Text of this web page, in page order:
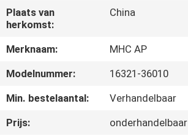
KWALITEITSCONTROLE
NEEM
OP
Plaats van
herkomst:
China
Merknaam:
MHC AP
Modelnummer:
16321-36010
Min. bestelaantal:
Verhandelbaar
Prijs:
onderhandelbaar